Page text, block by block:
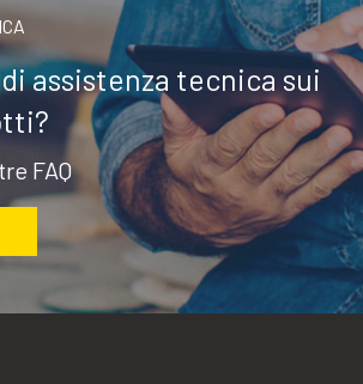
assistenza tecnica sui
FAQ